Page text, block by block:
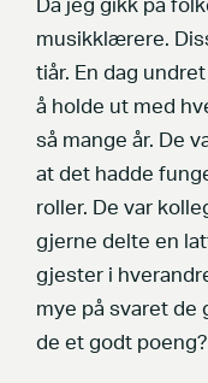
Da jeg gikk på
musikklærere.
tiår. En dag
å holde ut med
så mange år. De
at det hadde
roller. De var
gjerne delte en
gjester i
mye på svaret de
de et godt poeng?